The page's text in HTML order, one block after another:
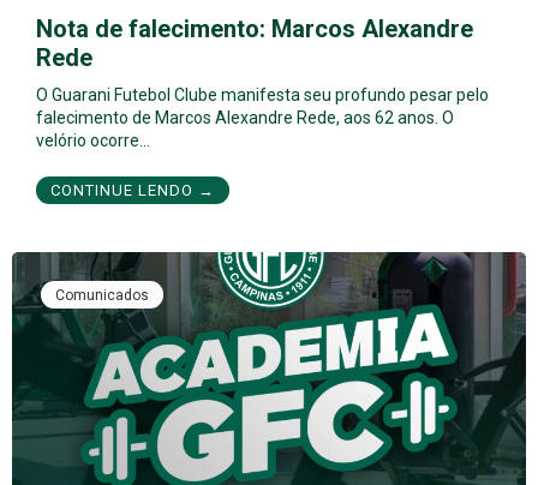
Nota de falecimento: Marcos Alexandre
Rede
O Guarani Futebol Clube manifesta seu profundo pesar pelo
falecimento de Marcos Alexandre Rede, aos 62 anos. O
velório ocorre…
CONTINUE LENDO →
Comunicados